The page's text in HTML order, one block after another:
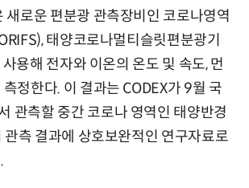
새로운 편분광 관측장비인 코로나영역
태양코로나멀티슬릿편분광기
용해 전자와 이온의 온도 및 속도, 먼
정한다. 이 결과는 CODEX가 9월 국
관측할 중간 코로나 영역인 태양반경
측 결과에 상호보완적인 연구자료로